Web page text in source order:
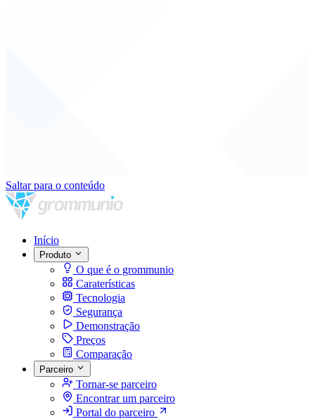
Saltar para o conteúdo
Início
Produto
O que é o grommunio
Caraterísticas
Tecnologia
Segurança
Demonstração
Preços
Comparação
Parceiro
Tornar-se parceiro
Encontrar um parceiro
Portal do parceiro